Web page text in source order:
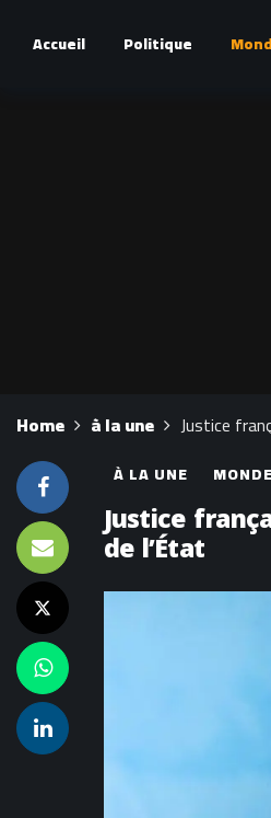
Accueil Politique
Home à la une Justice
À LA UNE MONDE
Justice
de l’État